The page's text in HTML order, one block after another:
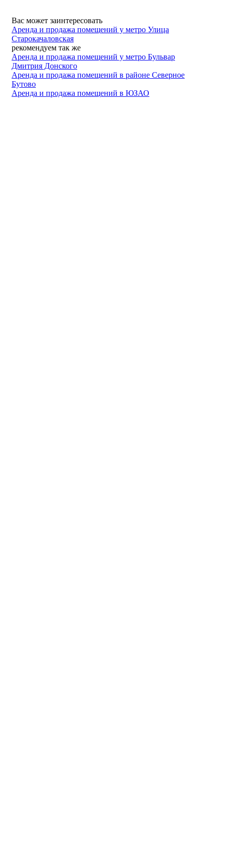
Вас может заинтересовать
Аренда и продажа помещений у метро Улица
Старокачаловская
рекомендуем так же
Аренда и продажа помещений у метро Бульвар
Дмитрия Донского
Аренда и продажа помещений в районе Северное
Бутово
Аренда и продажа помещений в ЮЗАО